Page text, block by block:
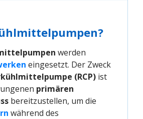
werden
eingesetzt. Der Zweck
(RCP) ist
primären
bereitzustellen, um die
während des